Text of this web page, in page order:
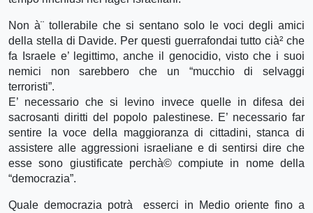
Non à¨ tollerabile che si sentano solo le voci degli amici
della stella di Davide. Per questi guerrafondai tutto cià² che
fa Israele e’ legittimo, anche il genocidio, visto che i suoi
nemici non sarebbero che un “mucchio di selvaggi
terroristi”.
E’ necessario che si levino invece quelle in difesa dei
sacrosanti diritti del popolo palestinese. E’ necessario far
sentire la voce della maggioranza di cittadini, stanca di
assistere alle aggressioni israeliane e di sentirsi dire che
esse sono giustificate perchà© compiute in nome della
“democrazia”.
Quale democrazia potrà esserci in Medio oriente fino a